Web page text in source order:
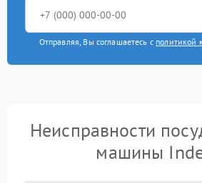
Отправляя, Вы соглашаетесь с политикой
Неисправности
машины